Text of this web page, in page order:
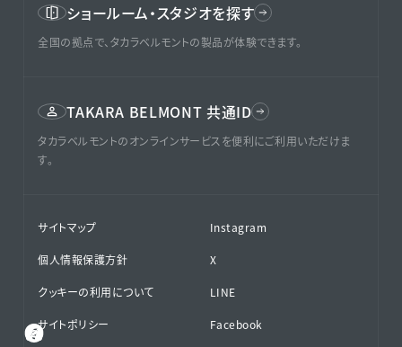
ショールーム・スタジオを探す
全国の拠点で、タカラベルモントの製品が体験できます。
TAKARA BELMONT 共通ID
タカラベルモントのオンラインサービスを便利にご利用いただけま
す。
サイトマップ
個人情報保護方針
クッキーの利用について
サイトポリシー
Instagram
X
LINE
Facebook